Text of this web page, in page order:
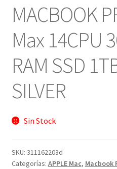
MACBOOK
Max 14CPU
RAM SSD
SILVER
Sin Stock
SKU: 311162203d
Categorías: APPLE Mac, Macbook